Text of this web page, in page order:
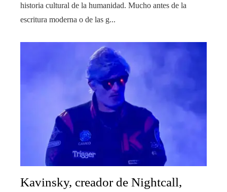
historia cultural de la humanidad. Mucho antes de la
escritura moderna o de las g...
Kavinsky, creador de Nightcall,